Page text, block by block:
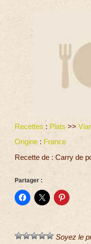
Recettes : Plats >>
Origine : France
Recette de : Carry de
Partager :
Soyez le